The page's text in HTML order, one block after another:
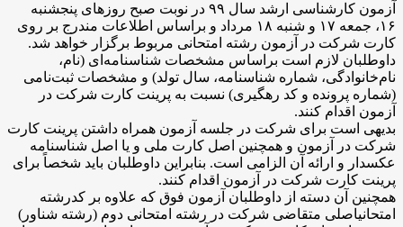
آزمون کارشناسی ارشد سال ۹۹ در نوبت صبح روزهای پنجشنبه
۱۶، جمعه ۱۷ و شنبه ۱۸ مرداد و براساس اطلاعات مندرج بر روی
کارت شرکت در آزمون رشته امتحانی مربوط برگزار خواهد شد.
داوطلبان لازم است براساس مشخصات شناسنامه‌ای (نام‌،
نام‌خانوادگی، شماره شناسنامه، سال تولد) و مشخصات ثبت‌نامی
(شماره پرونده و کد رهگیری) نسبت به پرینت کارت شرکت در
آزمون اقدام کنند.
بدیهی است برای شرکت در جلسه آزمون همراه داشتن پرینت کارت
شرکت در آزمون و همچنین اصل کارت ملی و یا اصل شناسنامه
عکسدار و ارائه آن الزامی است. بنابراین داوطلبان باید شخصاً برای
پرینت کارت شرکت در آزمون اقدام کنند.
همچنین آن دسته از داوطلبان آزمون فوق که علاوه بر کدرشته
امتحانیاصلی متقاضی شرکت در رشته امتحانی دوم (رشته‌ شناور)